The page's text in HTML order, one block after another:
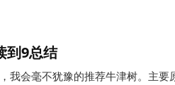
到9总结
我会毫不犹豫的推荐牛津树。主